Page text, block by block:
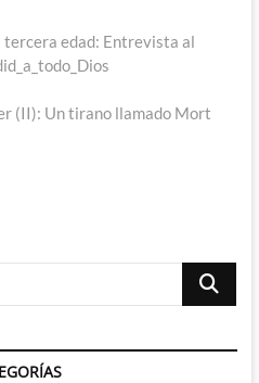
tercera edad: Entrevista al
(II): Un tirano llamado Mort
Buscar